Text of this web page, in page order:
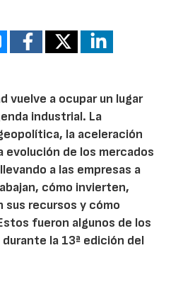
vuelve a ocupar un lugar
industrial. La
la aceleración
evolución de los mercados
a las empresas a
cómo invierten,
sus recursos y cómo
fueron algunos de los
la 13ª edición del